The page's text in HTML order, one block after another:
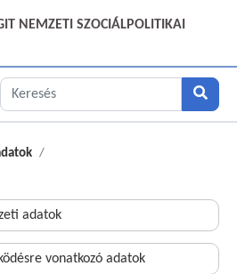
NEMZETI SZOCIÁLPOLITIKAI
adatok
vonatkozó adatok